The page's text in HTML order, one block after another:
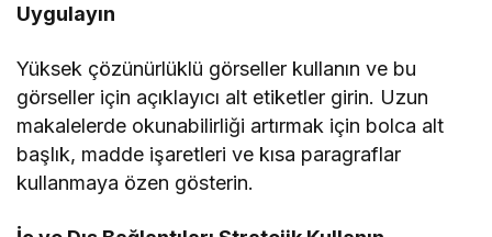
Uygulayın
Yüksek çözünürlüklü görseller kullanın ve bu
görseller için açıklayıcı alt etiketler girin. Uzun
makalelerde okunabilirliği artırmak için bolca alt
başlık, madde işaretleri ve kısa paragraflar
kullanmaya özen gösterin.